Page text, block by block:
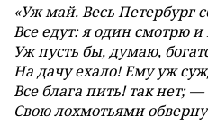
«Уж май. Весь Петербург
Все едут: я один смотрю и
Уж пусть бы, думаю,
На дачу ехало! Ему уж
Все блага пить! так нет;
Свою лохмотьями